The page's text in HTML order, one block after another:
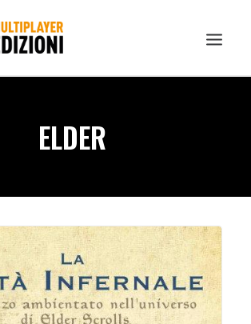
ELDER